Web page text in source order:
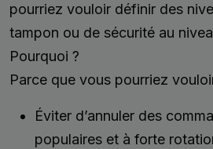
pourriez vouloir définir des
tampon ou de sécurité au
Pourquoi ?
Parce que vous pourriez
Éviter d’annuler des
populaires et à forte